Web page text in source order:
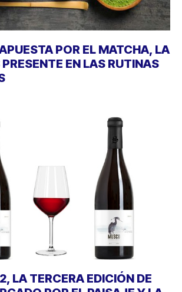
POR EL MATCHA, LA
EN LAS RUTINAS
LA TERCERA EDICIÓN DE